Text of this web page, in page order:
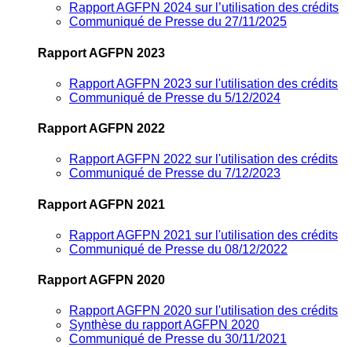
Rapport AGFPN 2024 sur l’utilisation des crédits
Communiqué de Presse du 27/11/2025
Rapport AGFPN 2023
Rapport AGFPN 2023 sur l'utilisation des crédits
Communiqué de Presse du 5/12/2024
Rapport AGFPN 2022
Rapport AGFPN 2022 sur l'utilisation des crédits
Communiqué de Presse du 7/12/2023
Rapport AGFPN 2021
Rapport AGFPN 2021 sur l'utilisation des crédits
Communiqué de Presse du 08/12/2022
Rapport AGFPN 2020
Rapport AGFPN 2020 sur l'utilisation des crédits
Synthèse du rapport AGFPN 2020
Communiqué de Presse du 30/11/2021